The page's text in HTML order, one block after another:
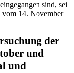
sind, sei
vom 14. November
der
und
und